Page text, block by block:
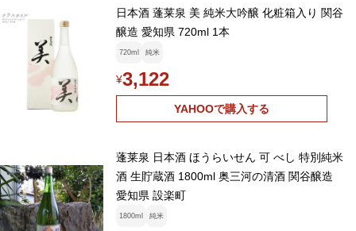
日本酒 蓬莱泉 美 純米大吟醸 化粧箱入り 関谷
醸造 愛知県 720ml 1本
720ml 純米
¥3,122
YAHOOで購入する
蓬莱泉 日本酒 ほうらいせん 可 べし 特別純米
酒 生貯蔵酒 1800ml 奥三河の清酒 関谷醸造
愛知県 設楽町
1800ml 純米